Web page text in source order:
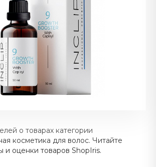
о товарах категории
косметика для волос. Читайте
и оценки товаров ShopIris.